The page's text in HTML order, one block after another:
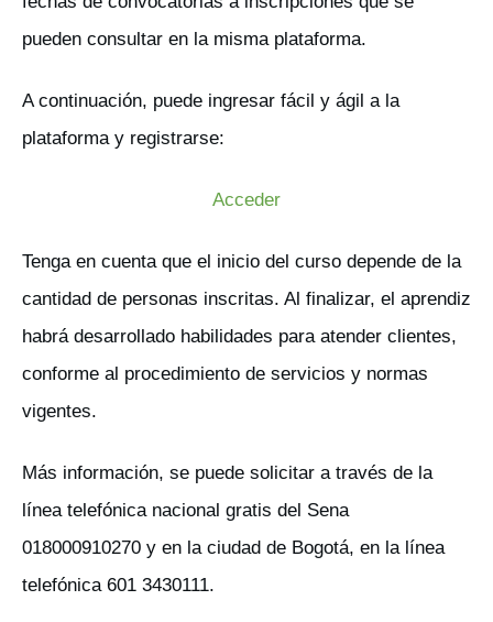
pueden consultar en la misma plataforma.
A continuación, puede ingresar fácil y ágil a la
plataforma y registrarse:
Acceder
Tenga en cuenta que el inicio del curso depende de la
cantidad de personas inscritas. Al finalizar, el aprendiz
habrá desarrollado habilidades para atender clientes,
conforme al procedimiento de servicios y normas
vigentes.
Más información, se puede solicitar a través de la
línea telefónica nacional gratis del Sena
018000910270 y en la ciudad de Bogotá, en la línea
telefónica 601 3430111.